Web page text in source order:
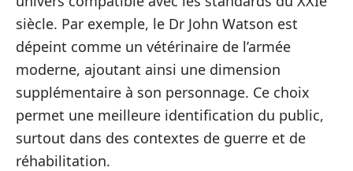
siècle. Par exemple, le Dr John Watson est
dépeint comme un vétérinaire de l’armée
moderne, ajoutant ainsi une dimension
supplémentaire à son personnage. Ce choix
permet une meilleure identification du public,
surtout dans des contextes de guerre et de
réhabilitation.